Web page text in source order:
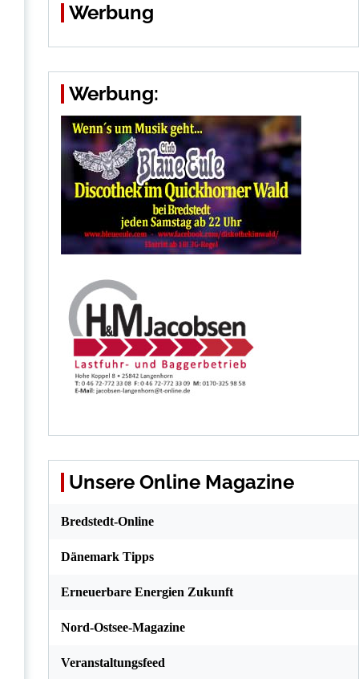
Werbung
Werbung:
Unsere Online Magazine
Bredstedt-Online
Dänemark Tipps
Erneuerbare Energien Zukunft
Nord-Ostsee-Magazine
Veranstaltungsfeed